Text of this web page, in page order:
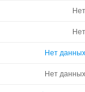
Нет
Нет
Нет данных
Нет данных